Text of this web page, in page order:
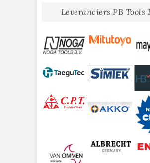
Leveranciers PB Tools